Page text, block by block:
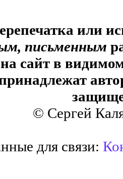
или
письменным
сайт в
© Сергей
для связи: